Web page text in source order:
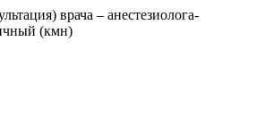
врача – анестезиолога-
(кмн)